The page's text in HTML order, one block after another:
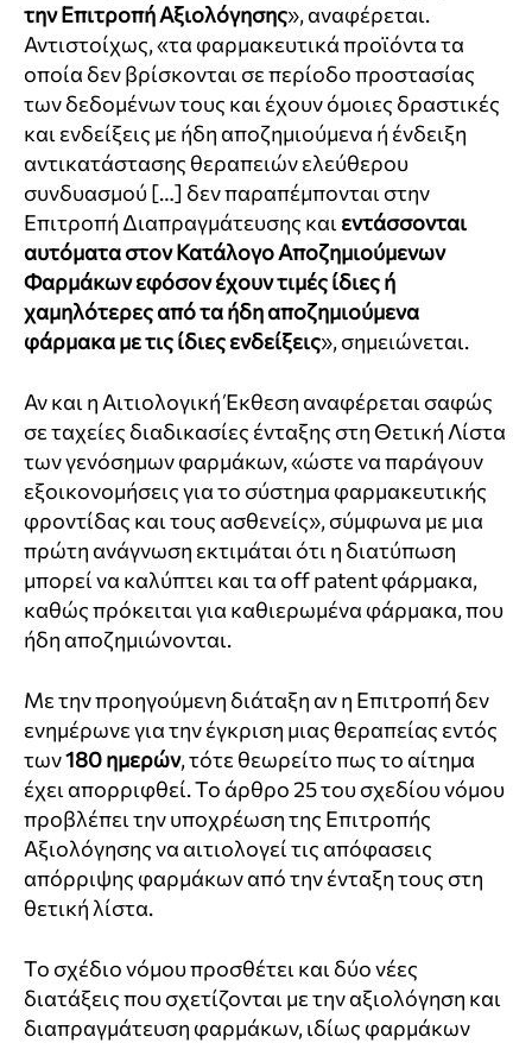
την Επιτροπή Αξιολόγησης», αναφέρεται.
Αντιστοίχως, «τα φαρμακευτικά προϊόντα τα
οποία δεν βρίσκονται σε περίοδο προστασίας
των δεδομένων τους και έχουν όμοιες δραστικές
και ενδείξεις με ήδη αποζημιούμενα ή ένδειξη
αντικατάστασης θεραπειών ελεύθερου
συνδυασμού […] δεν παραπέμπονται στην
Επιτροπή Διαπραγμάτευσης και εντάσσονται
αυτόματα στον Κατάλογο Αποζημιούμενων
Φαρμάκωνεφόσον έχουν τιμές ίδιες ή
χαμηλότερες από τα ήδη αποζημιούμενα
φάρμακα με τις ίδιες ενδείξεις», σημειώνεται.
Αν και η Αιτιολογική Έκθεση αναφέρεται σαφώς
σε ταχείες διαδικασίες ένταξης στη Θετική Λίστα
των γενόσημων φαρμάκων, «ώστε να παράγουν
εξοικονομήσεις για το σύστημα φαρμακευτικής
φροντίδας και τους ασθενείς», σύμφωνα με μια
πρώτη ανάγνωση εκτιμάται ότι η διατύπωση
μπορεί να καλύπτει και τα off patent φάρμακα,
καθώς πρόκειται για καθιερωμένα φάρμακα, που
ήδη αποζημιώνονται.
Με την προηγούμενη διάταξη αν η Επιτροπή δεν
ενημέρωνε για την έγκριση μιας θεραπείας εντός
των180 ημερών, τότε θεωρείτο πως το αίτημα
έχει απορριφθεί. Το άρθρο 25 του σχεδίου νόμου
προβλέπει την υποχρέωση της Επιτροπής
Αξιολόγησης να αιτιολογεί τις απόφασεις
απόρριψης φαρμάκων από την ένταξη τους στη
θετική λίστα.
Το σχέδιο νόμου προσθέτει και δύο νέες
διατάξεις που σχετίζονται με την αξιολόγηση και
διαπραγμάτευση φαρμάκων, ιδίως φαρμάκων